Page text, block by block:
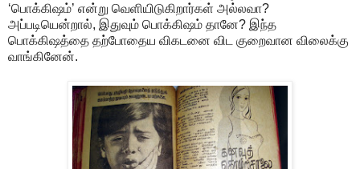
‘பொக்கிஷம்’ என்று வெளியிடுகிறார்கள் அல்லவா?
அப்படியென்றால், இதுவும் பொக்கிஷம் தானே? இந்த
பொக்கிஷத்தை தற்போதைய விகடனை விட குறைவான விலைக்கு
வாங்கினேன்.